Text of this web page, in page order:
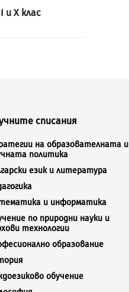
и X клас
списания
на образователната и
политика
език и литература
и информатика
по природни науки и
технологии
образование
обучение